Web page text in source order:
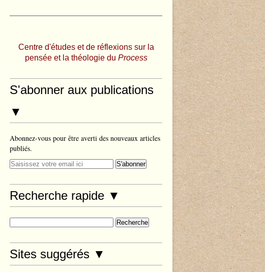
Centre d'études et de réflexions sur la
pensée et la théologie du Process
S'abonner aux publications
▼
Abonnez-vous pour être averti des nouveaux articles
publiés.
Recherche rapide ▼
Sites suggérés ▼